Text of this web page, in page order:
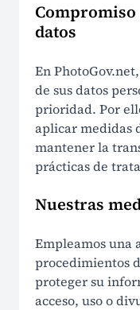
Política de
Protección de
Cumplimiento
Cumplimiento
datos
En
de sus datos
prioridad. Por
aplicar medidas
mantener la
prácticas de
Nuestras
Empleamos una
procedimientos
proteger su
acceso, uso o